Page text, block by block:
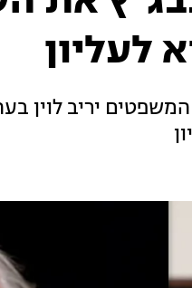
לעליון
יריב לוין